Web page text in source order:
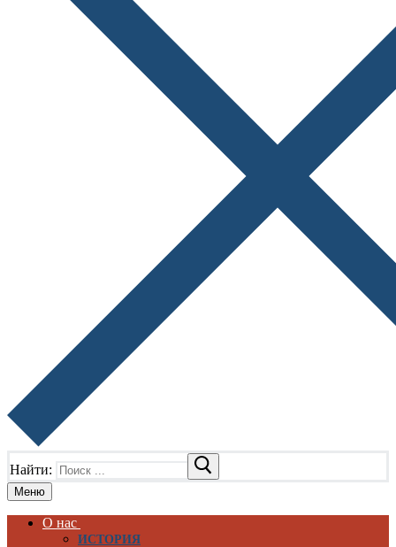
Найти:
Меню
О нас
ИСТОРИЯ